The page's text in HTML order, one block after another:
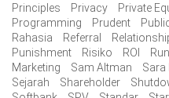
Principles
Privacy Private
Programming
Prudent
Rahasia
Referral
Punishment
Risiko ROI
Marketing
Sam Altman Sara
Sejarah
Shareholder